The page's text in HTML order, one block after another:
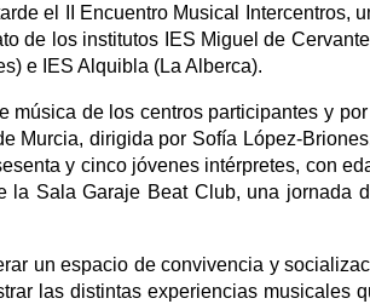
el II Encuentro Musical Intercentros,
de los institutos IES Miguel de
e IES Alquibla (La Alberca).
música de los centros participantes y
Murcia, dirigida por Sofía López-
y cinco jóvenes intérpretes, con
la Sala Garaje Beat Club, una jornada
un espacio de convivencia y
las distintas experiencias musicales